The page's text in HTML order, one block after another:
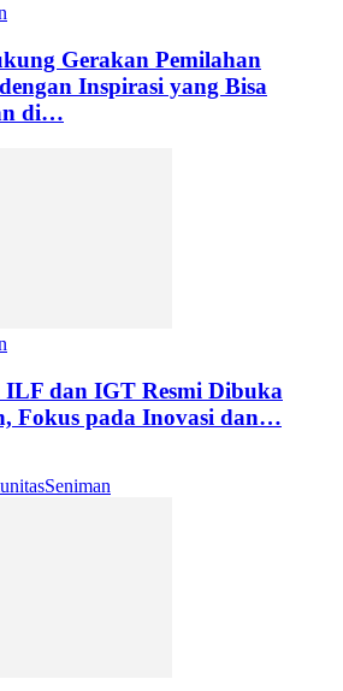
Gerakan Pemilahan
Inspirasi yang Bisa
di…
ILF dan IGT Resmi Dibuka
Fokus pada Inovasi dan…
Seniman